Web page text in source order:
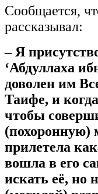
Сообщается,
рассказывал:
– Я
‘Абдуллаха
доволен им
Таифе, и
чтобы
(похоронную)
прилетела
вошла в его
искать её, но